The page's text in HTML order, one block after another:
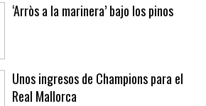
‘Arròs a la marinera’ bajo los pinos
Unos ingresos de Champions para el
Real Mallorca